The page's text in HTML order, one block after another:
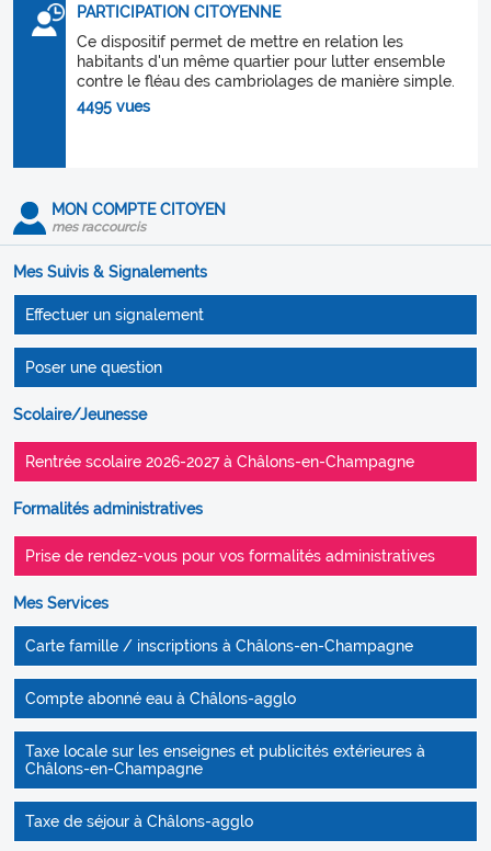
PARTICIPATION CITOYENNE
Ce dispositif permet de mettre en relation les
habitants d'un même quartier pour lutter ensemble
contre le fléau des cambriolages de manière simple.
4495 vues
MON COMPTE CITOYEN
mes raccourcis
Mes Suivis & Signalements
Effectuer un signalement
Poser une question
Scolaire/Jeunesse
Rentrée scolaire 2026-2027 à Châlons-en-Champagne
Formalités administratives
Prise de rendez-vous pour vos formalités administratives
Mes Services
Carte famille / inscriptions à Châlons-en-Champagne
Compte abonné eau à Châlons-agglo
Taxe locale sur les enseignes et publicités extérieures à
Châlons-en-Champagne
Taxe de séjour à Châlons-agglo